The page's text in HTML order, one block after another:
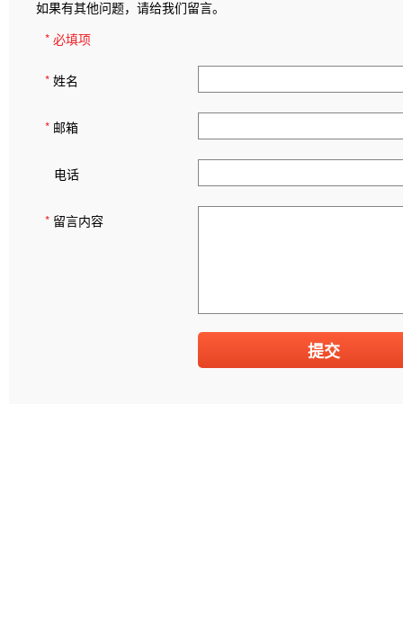
如果有其他问题，请给我们留言。
* 必填项
* 姓名
* 邮箱
电话
* 留言内容